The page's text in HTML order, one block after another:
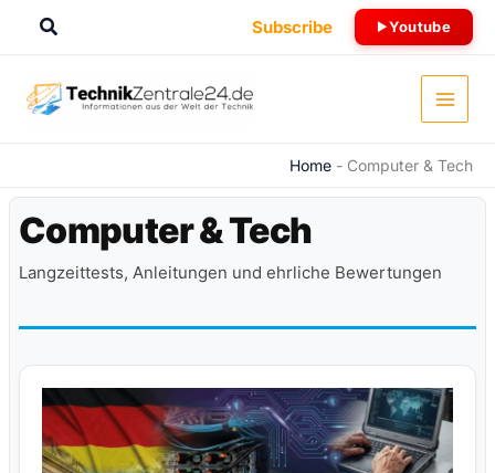
Suchen Subscribe Youtube
Home - Computer & Tech
Computer & Tech
Langzeittests, Anleitungen und ehrliche Bewertungen